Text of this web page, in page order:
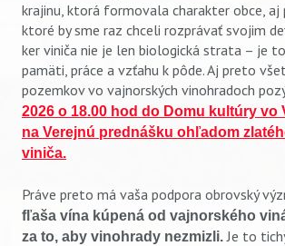
krajinu, ktorá formovala charakter obce, aj
ktoré by sme raz chceli rozprávať svojim
ker viniča nie je len biologická strata – je
pamäti, práce a vzťahu k pôde. Aj preto
pozemkov vo vajnorských vinohradoch
2026 o 18.00 hod do Domu kultúry vo
na Verejnú prednášku ohľadom
viniča.
Práve preto má vaša podpora obrovský
fľaša vína kúpená od vajnorského
za to, aby vinohrady nezmizli. Je to